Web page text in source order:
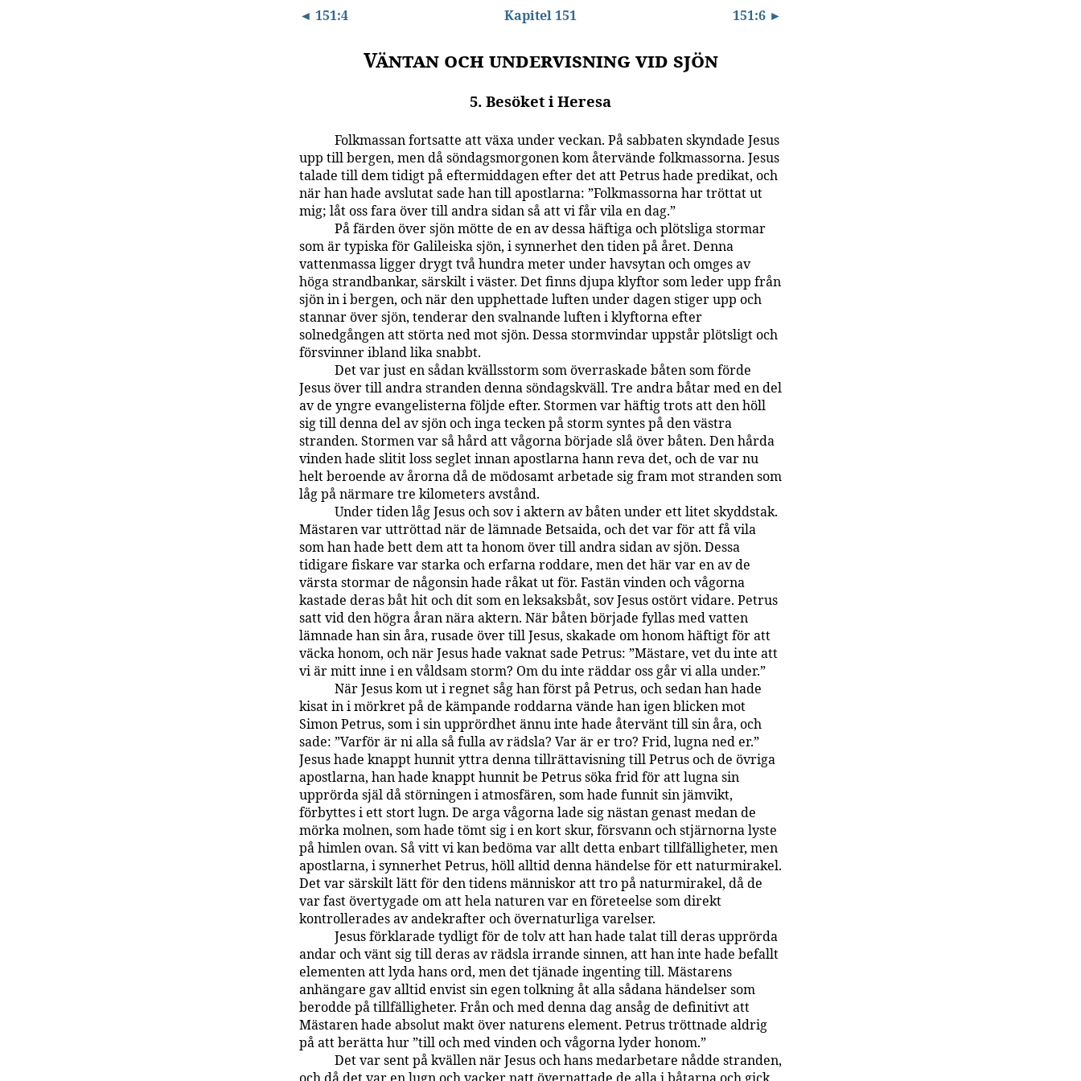
◄ 151:4 Kapitel 151 151:6 ►
Väntan och undervisning vid sjön
5. Besöket i Heresa
Folkmassan fortsatte att växa under veckan. På sabbaten skyndade Jesus
upp till bergen, men då söndagsmorgonen kom återvände folkmassorna. Jesus
talade till dem tidigt på eftermiddagen efter det att Petrus hade predikat, och
när han hade avslutat sade han till apostlarna: ”Folkmassorna har tröttat ut
mig; låt oss fara över till andra sidan så att vi får vila en dag.”
På färden över sjön mötte de en av dessa häftiga och plötsliga stormar
som är typiska för Galileiska sjön, i synnerhet den tiden på året. Denna
vattenmassa ligger drygt två hundra meter under havsytan och omges av
höga strandbankar, särskilt i väster. Det finns djupa klyftor som leder upp från
sjön in i bergen, och när den upphettade luften under dagen stiger upp och
stannar över sjön, tenderar den svalnande luften i klyftorna efter
solnedgången att störta ned mot sjön. Dessa stormvindar uppstår plötsligt och
försvinner ibland lika snabbt.
Det var just en sådan kvällsstorm som överraskade båten som förde
Jesus över till andra stranden denna söndagskväll. Tre andra båtar med en del
av de yngre evangelisterna följde efter. Stormen var häftig trots att den höll
sig till denna del av sjön och inga tecken på storm syntes på den västra
stranden. Stormen var så hård att vågorna började slå över båten. Den hårda
vinden hade slitit loss seglet innan apostlarna hann reva det, och de var nu
helt beroende av årorna då de mödosamt arbetade sig fram mot stranden som
låg på närmare tre kilometers avstånd.
Under tiden låg Jesus och sov i aktern av båten under ett litet skyddstak.
Mästaren var uttröttad när de lämnade Betsaida, och det var för att få vila
som han hade bett dem att ta honom över till andra sidan av sjön. Dessa
tidigare fiskare var starka och erfarna roddare, men det här var en av de
värsta stormar de någonsin hade råkat ut för. Fastän vinden och vågorna
kastade deras båt hit och dit som en leksaksbåt, sov Jesus ostört vidare. Petrus
satt vid den högra åran nära aktern. När båten började fyllas med vatten
lämnade han sin åra, rusade över till Jesus, skakade om honom häftigt för att
väcka honom, och när Jesus hade vaknat sade Petrus: ”Mästare, vet du inte att
vi är mitt inne i en våldsam storm? Om du inte räddar oss går vi alla under.”
När Jesus kom ut i regnet såg han först på Petrus, och sedan han hade
kisat in i mörkret på de kämpande roddarna vände han igen blicken mot
Simon Petrus, som i sin upprördhet ännu inte hade återvänt till sin åra, och
sade: ”Varför är ni alla så fulla av rädsla? Var är er tro? Frid, lugna ned er.”
Jesus hade knappt hunnit yttra denna tillrättavisning till Petrus och de övriga
apostlarna, han hade knappt hunnit be Petrus söka frid för att lugna sin
upprörda själ då störningen i atmosfären, som hade funnit sin jämvikt,
förbyttes i ett stort lugn. De arga vågorna lade sig nästan genast medan de
mörka molnen, som hade tömt sig i en kort skur, försvann och stjärnorna lyste
på himlen ovan. Så vitt vi kan bedöma var allt detta enbart tillfälligheter, men
apostlarna, i synnerhet Petrus, höll alltid denna händelse för ett naturmirakel.
Det var särskilt lätt för den tidens människor att tro på naturmirakel, då de
var fast övertygade om att hela naturen var en företeelse som direkt
kontrollerades av andekrafter och övernaturliga varelser.
Jesus förklarade tydligt för de tolv att han hade talat till deras upprörda
andar och vänt sig till deras av rädsla irrande sinnen, att han inte hade befallt
elementen att lyda hans ord, men det tjänade ingenting till. Mästarens
anhängare gav alltid envist sin egen tolkning åt alla sådana händelser som
berodde på tillfälligheter. Från och med denna dag ansåg de definitivt att
Mästaren hade absolut makt över naturens element. Petrus tröttnade aldrig
på att berätta hur ”till och med vinden och vågorna lyder honom.”
Det var sent på kvällen när Jesus och hans medarbetare nådde stranden,